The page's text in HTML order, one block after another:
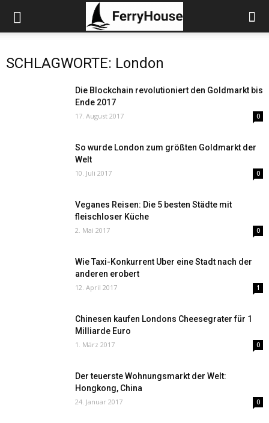
SCHLAGWORTE: London
Die Blockchain revolutioniert den Goldmarkt bis
Ende 2017
17. August 2017 0
So wurde London zum größten Goldmarkt der
Welt
10. Juli 2017 0
Veganes Reisen: Die 5 besten Städte mit
fleischloser Küche
2. Mai 2017 0
Wie Taxi-Konkurrent Uber eine Stadt nach der
anderen erobert
12. April 2017 1
Chinesen kaufen Londons Cheesegrater für 1
Milliarde Euro
1. März 2017 0
Der teuerste Wohnungsmarkt der Welt:
Hongkong, China
24. Januar 2017 0